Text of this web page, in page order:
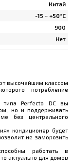
Китай
-15 ~ +50°C
900
Нет
высочайшим классом
потребление
типа Perfecto DC вы
но и поддерживать
без центрального
кондиционер будет
не заморозить
работать в
актуально для домов